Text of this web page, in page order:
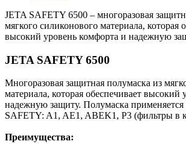
JETA SAFETY 6500 – многоразовая
мягкого силиконового материала, которая
высокий уровень комфорта и надежную
JETA SAFETY 6500
Mногоразовая защитная полумаска из
материала, которая обеспечивает высокий
надежную защиту. Полумаска применяется
SAFETY: A1, AE1, ABEK1, P3 (фильтры в
Преимущества: